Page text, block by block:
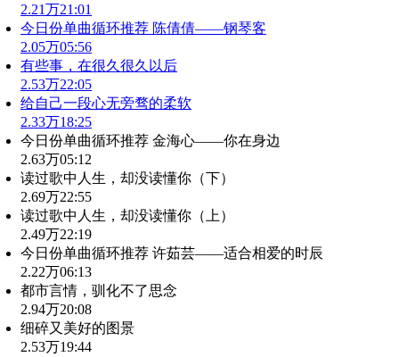
2.21万21:01
今日份单曲循环推荐 陈倩倩——钢琴客
2.05万05:56
有些事，在很久很久以后
2.53万22:05
给自己一段心无旁骛的柔软
2.33万18:25
今日份单曲循环推荐 金海心——你在身边
2.63万05:12
读过歌中人生，却没读懂你（下）
2.69万22:55
读过歌中人生，却没读懂你（上）
2.49万22:19
今日份单曲循环推荐 许茹芸——适合相爱的时辰
2.22万06:13
都市言情，驯化不了思念
2.94万20:08
细碎又美好的图景
2.53万19:44